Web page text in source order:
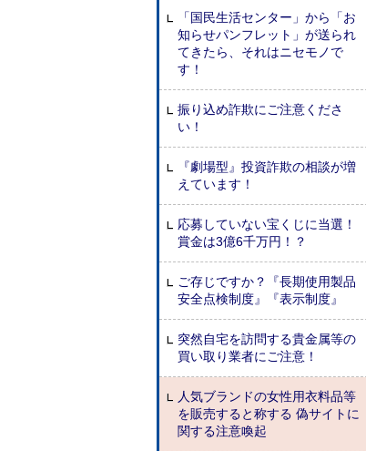
「国民生活センター」から「お
知らせパンフレット」が送られ
てきたら、それはニセモノで
す！
振り込め詐欺にご注意くださ
い！
『劇場型』投資詐欺の相談が増
えています！
応募していない宝くじに当選！
賞金は3億6千万円！？
ご存じですか？『長期使用製品
安全点検制度』『表示制度』
突然自宅を訪問する貴金属等の
買い取り業者にご注意！
人気ブランドの女性用衣料品等
を販売すると称する 偽サイトに
関する注意喚起